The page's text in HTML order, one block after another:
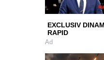
EXCLUSIV
RAPID
Ad